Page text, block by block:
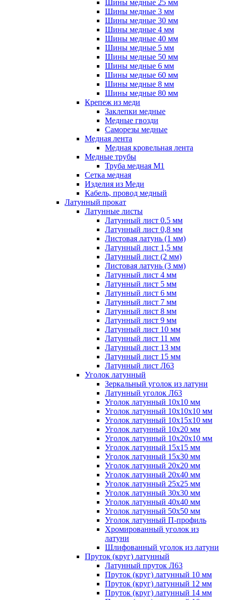
Шины медные 25 мм
Шины медные 3 мм
Шины медные 30 мм
Шины медные 4 мм
Шины медные 40 мм
Шины медные 5 мм
Шины медные 50 мм
Шины медные 6 мм
Шины медные 60 мм
Шины медные 8 мм
Шины медные 80 мм
Крепеж из меди
Заклепки медные
Медные гвозди
Саморезы медные
Медная лента
Медная кровельная лента
Медные трубы
Труба медная М1
Сетка медная
Изделия из Меди
Кабель, провод медный
Латунный прокат
Латунные листы
Латунный лист 0.5 мм
Латунный лист 0,8 мм
Листовая латунь (1 мм)
Латунный лист 1,5 мм
Латунный лист (2 мм)
Листовая латунь (3 мм)
Латунный лист 4 мм
Латунный лист 5 мм
Латунный лист 6 мм
Латунный лист 7 мм
Латунный лист 8 мм
Латунный лист 9 мм
Латунный лист 10 мм
Латунный лист 11 мм
Латунный лист 13 мм
Латунный лист 15 мм
Латунный лист Л63
Уголок латунный
Зеркальный уголок из латуни
Латунный уголок Л63
Уголок латунный 10x10 мм
Уголок латунный 10x10x10 мм
Уголок латунный 10x15x10 мм
Уголок латунный 10x20 мм
Уголок латунный 10x20x10 мм
Уголок латунный 15x15 мм
Уголок латунный 15x30 мм
Уголок латунный 20x20 мм
Уголок латунный 20x40 мм
Уголок латунный 25x25 мм
Уголок латунный 30x30 мм
Уголок латунный 40x40 мм
Уголок латунный 50x50 мм
Уголок латунный П-профиль
Хромированный уголок из
латуни
Шлифованный уголок из латуни
Пруток (круг) латунный
Латунный пруток Л63
Пруток (круг) латунный 10 мм
Пруток (круг) латунный 12 мм
Пруток (круг) латунный 14 мм